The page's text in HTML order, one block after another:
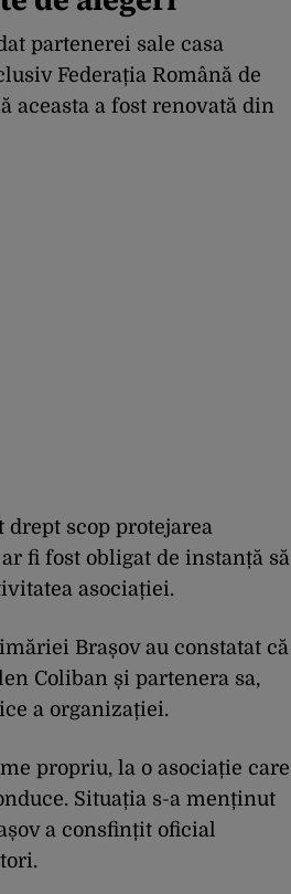
partenerei sale casa
Federația Română de
aceasta a fost renovată din
scop protejarea
fi fost obligat de instanță să
asociației.
Brașov au constatat că
Coliban și partenera sa,
a organizației.
propriu, la o asociație care
Situația s-a menținut
a consfințit oficial